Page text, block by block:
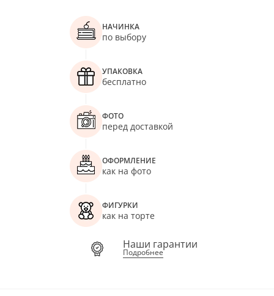
НАЧИНКА
по выбору
УПАКОВКА
бесплатно
ФОТО
перед доставкой
ОФОРМЛЕНИЕ
как на фото
ФИГУРКИ
как на торте
Наши гарантии
Подробнее